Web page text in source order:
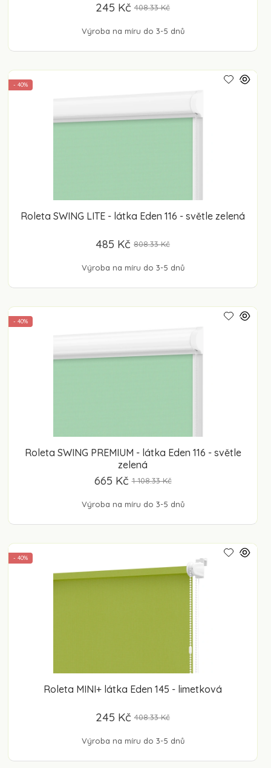
Výroba na míru do 3-5 dnů
245 Kč 408.33 Kč
Roleta SWING LITE - látka Eden 116 - světle zelená
- 40%
Výroba na míru do 3-5 dnů
485 Kč 808.33 Kč
Roleta SWING PREMIUM - látka Eden 116 - světle
zelená
- 40%
Výroba na míru do 3-5 dnů
665 Kč 1 108.33 Kč
Roleta MINI+ látka Eden 145 - limetková
- 40%
Výroba na míru do 3-5 dnů
245 Kč 408.33 Kč